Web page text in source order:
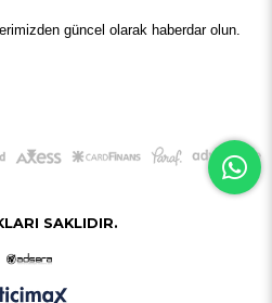
güncel olarak haberdar olun.
SAKLIDIR.